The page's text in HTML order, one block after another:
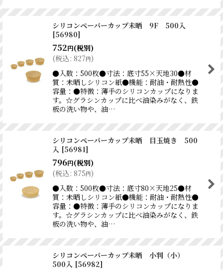
シリコンペーパーカップ未晒 9F 500入
[56980]
752円(税別)
(税込: 827円)
●入数：500枚●寸法：底寸55×天地30●材
質：未晒しシリコン紙●機能：耐油・耐熱性●
容量：●特徴：薄手のシリコンカップになりま
す。☆グラシンカップに比べ油染みがなく、鉄
板の洗い物や、油…
シリコンペーパーカップ未晒 目玉焼き 500
入 [56981]
796円(税別)
(税込: 875円)
●入数：500枚●寸法：底寸80×天地25●材
質：未晒しシリコン紙●機能：耐油・耐熱性●
容量：●特徴：薄手のシリコンカップになりま
す。☆グラシンカップに比べ油染みがなく、鉄
板の洗い物や、油…
シリコンペーパーカップ未晒 小判（小）
500入 [56982]